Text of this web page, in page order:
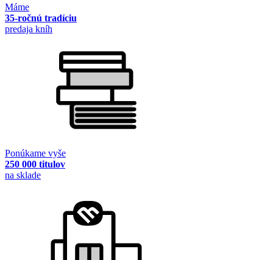
Máme
35-ročnú tradíciu
predaja kníh
Ponúkame vyše
250 000 titulov
na sklade